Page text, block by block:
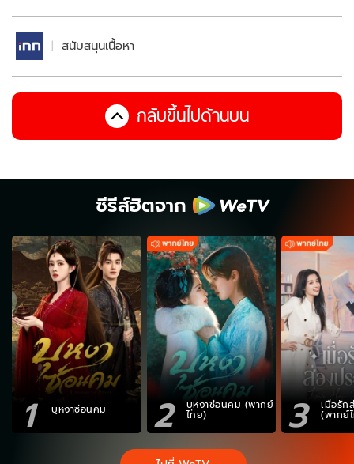
สนับสนุนเนื้อหา
กลับขึ้นไปด้านบน
ซีรีส์ฮิตจาก
1 บุหงาซ่อนคม 2 บุหงาซ่อนคม (พากย์
ไทย) 3 เมื่อรัก
(พากย์